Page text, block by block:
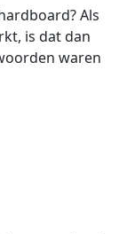
Als
is dat dan
waren